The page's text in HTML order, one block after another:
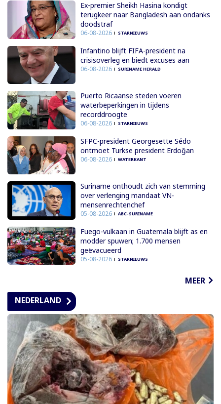
Ex-premier Sheikh Hasina kondigt
terugkeer naar Bangladesh aan ondanks
doodstraf
06-08-2026 STARNIEUWS
Infantino blijft FIFA-president na
crisisoverleg en biedt excuses aan
06-08-2026 SURINAME HERALD
Puerto Ricaanse steden voeren
waterbeperkingen in tijdens
recorddroogte
06-08-2026 STARNIEUWS
SFPC-president Georgesette Sédo
ontmoet Turkse president Erdoğan
06-08-2026 WATERKANT
Suriname onthoudt zich van stemming
over verlenging mandaat VN-
mensenrechtenchef
05-08-2026 ABC-SURINAME
Fuego-vulkaan in Guatemala blijft as en
modder spuwen; 1.700 mensen
geëvacueerd
05-08-2026 STARNIEUWS
MEER
NEDERLAND